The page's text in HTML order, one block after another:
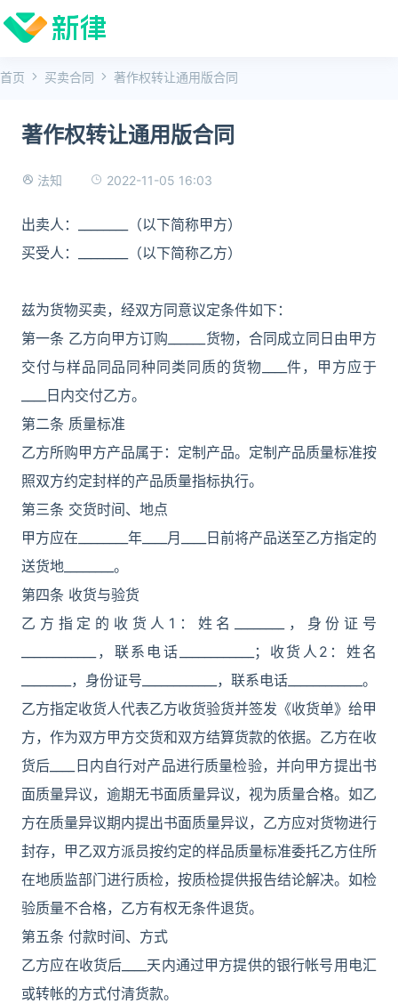
首页 买卖合同 著作权转让通用版合同
著作权转让通用版合同
法知 2022-11-05 16:03
出卖人：________（以下简称甲方）
买受人：________（以下简称乙方）
兹为货物买卖，经双方同意议定条件如下：
第一条 乙方向甲方订购______货物，合同成立同日由甲方
交付与样品同品同种同类同质的货物____件，甲方应于
____日内交付乙方。
第二条 质量标准
乙方所购甲方产品属于：定制产品。定制产品质量标准按
照双方约定封样的产品质量指标执行。
第三条 交货时间、地点
甲方应在________年____月____日前将产品送至乙方指定的
送货地________。
第四条 收货与验货
乙方指定的收货人1：姓名________，身份证号
____________，联系电话____________；收货人2：姓名
________，身份证号____________，联系电话____________。
乙方指定收货人代表乙方收货验货并签发《收货单》给甲
方，作为双方甲方交货和双方结算货款的依据。乙方在收
货后____日内自行对产品进行质量检验，并向甲方提出书
面质量异议，逾期无书面质量异议，视为质量合格。如乙
方在质量异议期内提出书面质量异议，乙方应对货物进行
封存，甲乙双方派员按约定的样品质量标准委托乙方住所
在地质监部门进行质检，按质检提供报告结论解决。如检
验质量不合格，乙方有权无条件退货。
第五条 付款时间、方式
乙方应在收货后____天内通过甲方提供的银行帐号用电汇
或转帐的方式付清货款。